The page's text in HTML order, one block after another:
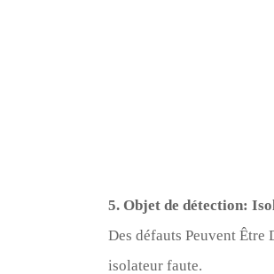
5. Objet de détection:
Des défauts Peuvent
isolateur faute.